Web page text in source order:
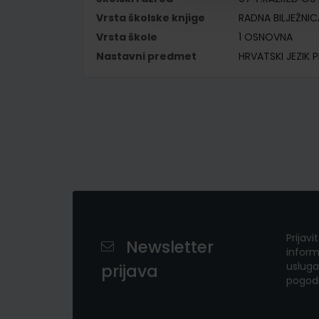
Vrsta školske knjige
RADNA
Vrsta škole
1 OSNOVNA
Nastavni predmet
HRVATSKI JEZIK
Newsletter
prijava